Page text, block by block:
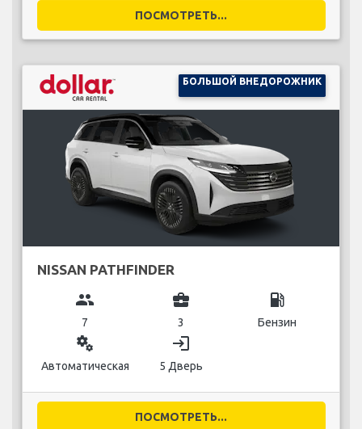
ПОСМОТРЕТЬ...
БОЛЬШОЙ ВНЕДОРОЖНИК
NISSAN PATHFINDER
group
7
business_center
3
local_gas_station
Бензин
miscellaneous_services
Автоматическая
login
5 Дверь
ПОСМОТРЕТЬ...